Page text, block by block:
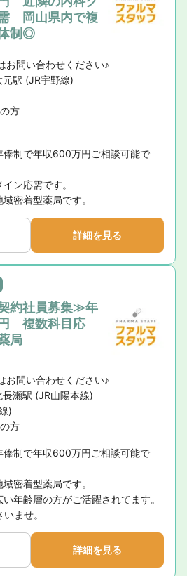
岡山県内で複
制◎
お問い合わせください♪
駅 (JR宇野線)
方
制で年収600万円ご相談可能で
ン応需です。
密着型薬局です。
詳細を見る
約社員募集≫年
複数科目応
局
お問い合わせください♪
瀬駅 (JR山陽本線)
)
方
制で年収600万円ご相談可能で
密着型薬局です。
年齢層の方がご活躍されてます。
ませ。
詳細を見る